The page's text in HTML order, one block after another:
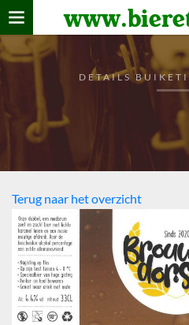
Home
verzamelen
De bierkaart
Bezoekers
DETAILS
Terug naar het overzicht